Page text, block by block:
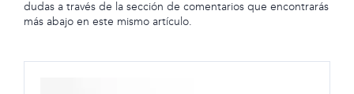
dudas a través de la sección de comentarios que encontrarás
más abajo en este mismo artículo.